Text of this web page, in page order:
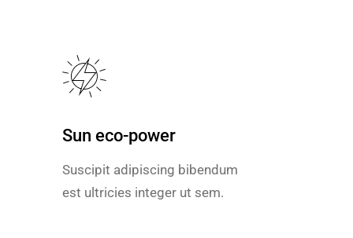
Sun eco-power
Suscipit adipiscing bibendum
est ultricies integer ut sem.
Sun eco-power
Suscipit adipiscing bibendum
est ultricies integer ut sem.